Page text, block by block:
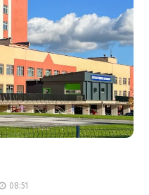
08:51